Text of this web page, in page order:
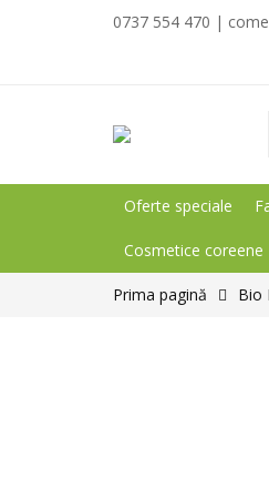
0737 554 470 |
Oferte speciale
Cosmetice coreene
Prima pagină Bio